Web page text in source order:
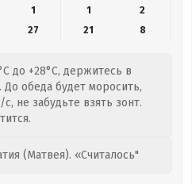
1 1
2
27 21 8
до +28°C, держитесь в
обеда будет моросить,
не забудьте взять зонт.
(Матвея). «Считалось"